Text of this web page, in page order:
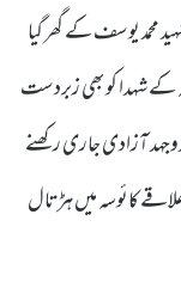
محمد یوسف کے گھر گیا
کے شہدا کو بھی زبردست
آزادی جاری رکھنے
کائوسہ میں ہڑتال